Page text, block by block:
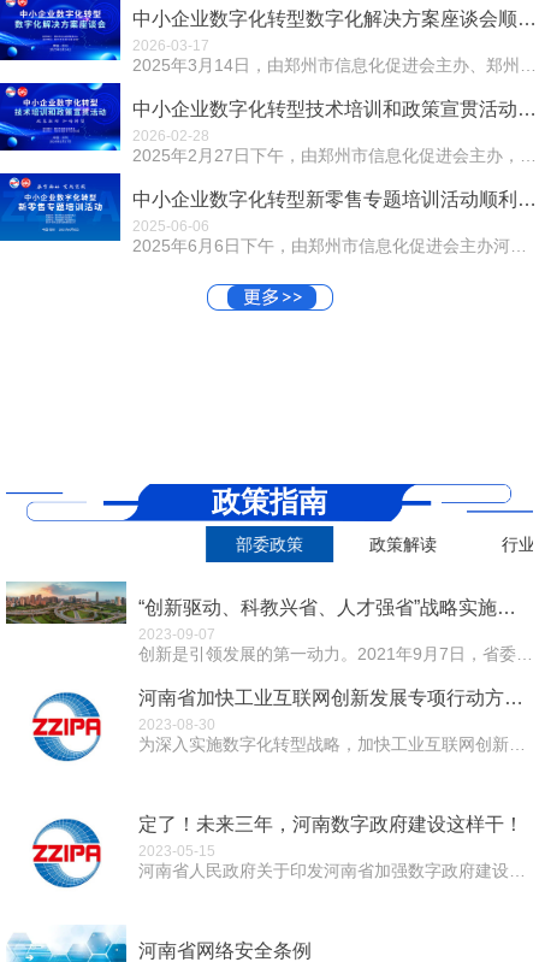
中小企业数字化转型数字化解决方案座谈会顺利召开
2026-03-17
中小企业数字化转型技术培训和政策宣贯活动近日召开
2026-02-28
中小企业数字化转型新零售专题培训活动顺利召开
2025-06-06
政策指南
部委政策 政策解读 行
“创新驱动、科教兴省、人才强省”战略实施报告
2023-09-07
河南省加快工业互联网创新发展专项行动方案（2023—2025年）
2023-08-30
定了！未来三年，河南数字政府建设这样干！
2023-05-15
河南省网络安全条例